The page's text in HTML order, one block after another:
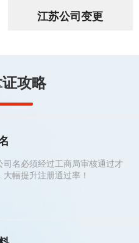
江苏公司变更
攻略
司名必须经过工商局审核通过才
幅提升注册通过率！